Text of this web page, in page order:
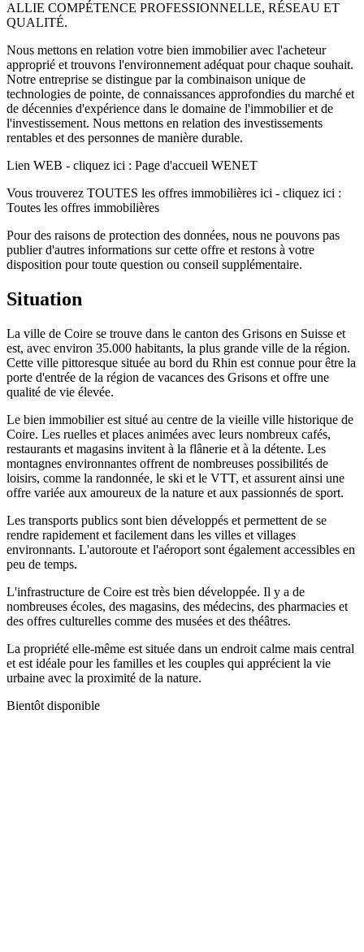
ALLIE COMPÉTENCE PROFESSIONNELLE, RÉSEAU ET
QUALITÉ.
Nous mettons en relation votre bien immobilier avec l'acheteur
approprié et trouvons l'environnement adéquat pour chaque souhait.
Notre entreprise se distingue par la combinaison unique de
technologies de pointe, de connaissances approfondies du marché et
de décennies d'expérience dans le domaine de l'immobilier et de
l'investissement. Nous mettons en relation des investissements
rentables et des personnes de manière durable.
Lien WEB - cliquez ici : Page d'accueil WENET
Vous trouverez TOUTES les offres immobilières ici - cliquez ici :
Toutes les offres immobilières
Pour des raisons de protection des données, nous ne pouvons pas
publier d'autres informations sur cette offre et restons à votre
disposition pour toute question ou conseil supplémentaire.
Situation
La ville de Coire se trouve dans le canton des Grisons en Suisse et
est, avec environ 35.000 habitants, la plus grande ville de la région.
Cette ville pittoresque située au bord du Rhin est connue pour être la
porte d'entrée de la région de vacances des Grisons et offre une
qualité de vie élevée.
Le bien immobilier est situé au centre de la vieille ville historique de
Coire. Les ruelles et places animées avec leurs nombreux cafés,
restaurants et magasins invitent à la flânerie et à la détente. Les
montagnes environnantes offrent de nombreuses possibilités de
loisirs, comme la randonnée, le ski et le VTT, et assurent ainsi une
offre variée aux amoureux de la nature et aux passionnés de sport.
Les transports publics sont bien développés et permettent de se
rendre rapidement et facilement dans les villes et villages
environnants. L'autoroute et l'aéroport sont également accessibles en
peu de temps.
L'infrastructure de Coire est très bien développée. Il y a de
nombreuses écoles, des magasins, des médecins, des pharmacies et
des offres culturelles comme des musées et des théâtres.
La propriété elle-même est située dans un endroit calme mais central
et est idéale pour les familles et les couples qui apprécient la vie
urbaine avec la proximité de la nature.
Bientôt disponible